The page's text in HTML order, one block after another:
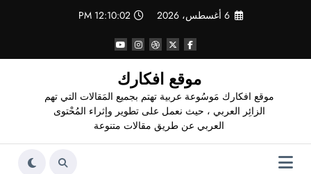
6 أغسطس، 2026 12:10:03 PM
موقع افكارك
موقع افكارك مَوسُوعة عربية تهتم بجميع المَقالات التي تهم
الزائِر العربي ، حيث نعمل على تطوير وإثراء المُحْتوى
العربي عن طريق مقالات متنوعة